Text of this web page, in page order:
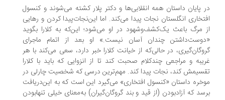
پایان داستان همه انقلابی‌ها و دکتر پلار کشته می‌شوند و کنسول
انگلستان نجات پیدا می‌کند. اما این‌نجات‌پیدا کردن و رهایی
مرگ باعث یک‌کشف‌وشهود در او می‌شود؛ این‌که به کلارا بگوید
چندان آسان نیست.» او بعد از اتمام ماجرای
در حالی‌که از خیانت کلارا خبر دارد، سعی می‌کند با هر
و مراجعی چندکلام صحبت کند تا از انزوایی که باید با کلارا
کند، نجات پیدا کند. مهم‌ترین درسی که شخصیت چارلی در
داستان «کنسول افتخاری» می‌گیرد این است که به این‌دریافت
که آزادبودن (از قید و بند گروگان‌گیران) به‌معنای خیلی تنهابودن